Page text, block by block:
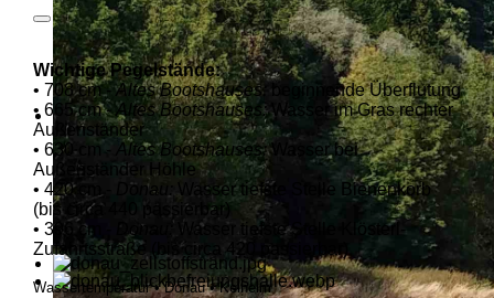
Wichtige Pegelstände:
• 708 cm -Altes Bootshauses: beginnende Überflutung
• 665 cm -Altes Bootshauses:Wasser im Gras rechter
Außenständer
• 630 cm - Altes Bootshauses:Wasser bei
Außenständer Höhle
• 420 cm -
Donau: Wasser tiefste Stelle Bienenkorb
(bis circa 440 passierbar)
• 396 cm -
Donau:
Wasser tiefste Stelle Klösterl-
Zufahrtsstraße (bis circa 420 passierbar)
Wassertemperatur • Donau • Kelheim